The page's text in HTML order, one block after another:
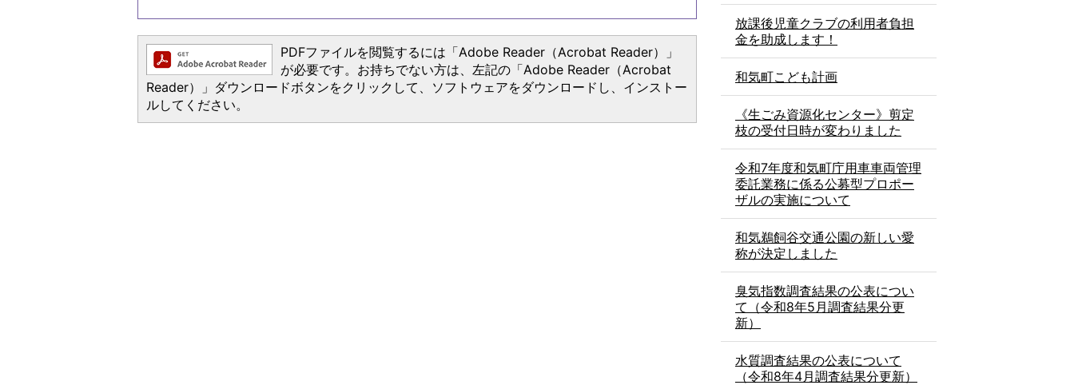
PDFファイルを閲覧するには「Adobe Reader（Acrobat Reader）」
が必要です。お持ちでない方は、左記の「Adobe Reader（Acrobat
Reader）」ダウンロードボタンをクリックして、ソフトウェアをダウンロードし、インストー
ルしてください。
放課後児童クラブの利用者負担
金を助成します！
和気町こども計画
《生ごみ資源化センター》剪定
枝の受付日時が変わりました
令和7年度和気町庁用車車両管理
委託業務に係る公募型プロポー
ザルの実施について
和気鵜飼谷交通公園の新しい愛
称が決定しました
臭気指数調査結果の公表につい
て（令和8年5月調査結果分更
新）
水質調査結果の公表について
（令和8年4月調査結果分更新）